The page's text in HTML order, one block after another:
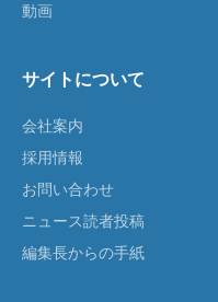
動画
サイトについて
会社案内
採用情報
お問い合わせ
ニュース読者投稿
編集長からの手紙